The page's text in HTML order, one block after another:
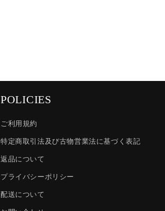
POLICIES
ご利用規約
特定商取引法及び古物営業法に基づく表記
返品について
プライバシーポリシー
配送について